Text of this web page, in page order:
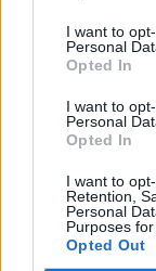
I want to
Personal
Opted In
I want to
Personal
Opted In
I want to
Retention,
Personal
Purposes
Opted Out
Δείτε αυτή τη
Exclusive